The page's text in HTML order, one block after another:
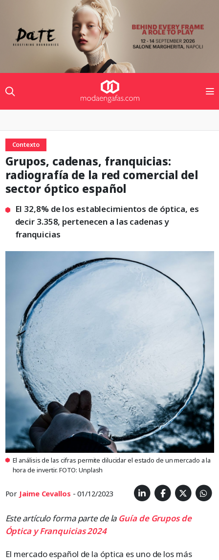
Contexto
Grupos, cadenas, franquicias:
radiografía de la red comercial del
sector óptico español
El 32,8% de los establecimientos de óptica, es
decir 3.358, pertenecen a las cadenas y
franquicias
El análisis de las cifras permite dilucidar el estado de un mercado a la
hora de invertir. FOTO: Unplash
Por Jaime Cevallos - 01/12/2023
Este artículo forma parte de la Guía de Grupos de
Óptica y Franquicias 2024
El mercado español de la óptica es uno de los más